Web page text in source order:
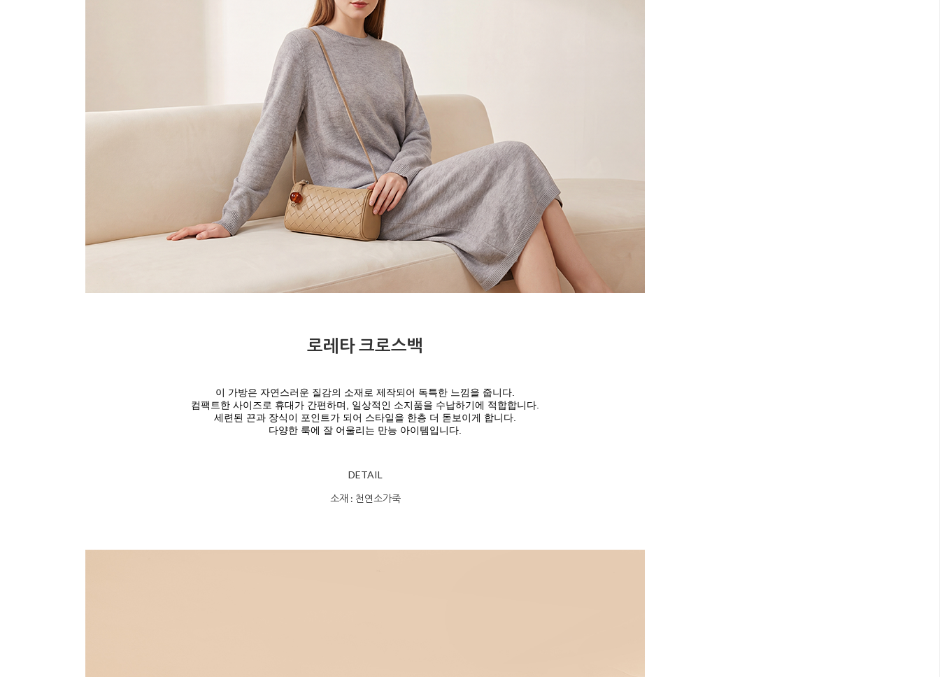
로레타 크로스백
이 가방은 자연스러운 질감의 소재로 제작되어 독특한 느낌을 줍니다.
컴팩트한 사이즈로 휴대가 간편하며, 일상적인 소지품을 수납하기에 적합합니다.
세련된 끈과 장식이 포인트가 되어 스타일을 한층 더 돋보이게 합니다.
다양한 룩에 잘 어울리는 만능 아이템입니다.
DETAIL
소재 : 천연소가죽